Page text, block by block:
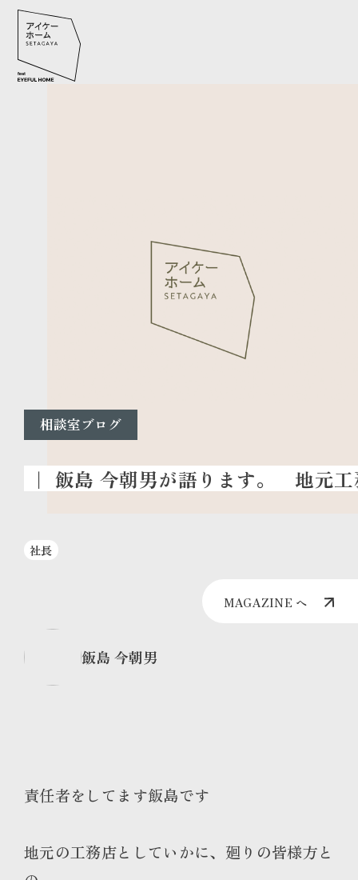
相談室ブログ
地元工
社長
MAGAZINE へ
飯島 今朝男
責任者をしてます飯島です
地元の工務店としていかに、廻りの皆様方と